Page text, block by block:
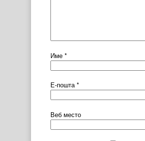
Име *
Е-пошта*
Веб место